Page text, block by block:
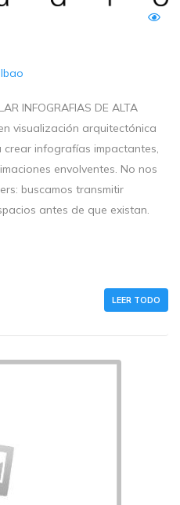
INFOGRAFIAS DE ALTA
visualización arquitectónica
infografías impactantes,
envolventes. No nos
buscamos transmitir
antes de que existan.
LEER TODO